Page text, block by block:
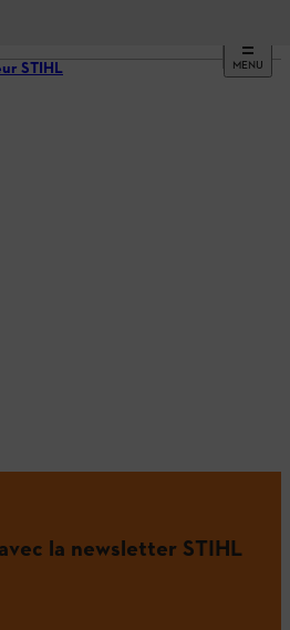
MENU
STIHL
la newsletter STIHL